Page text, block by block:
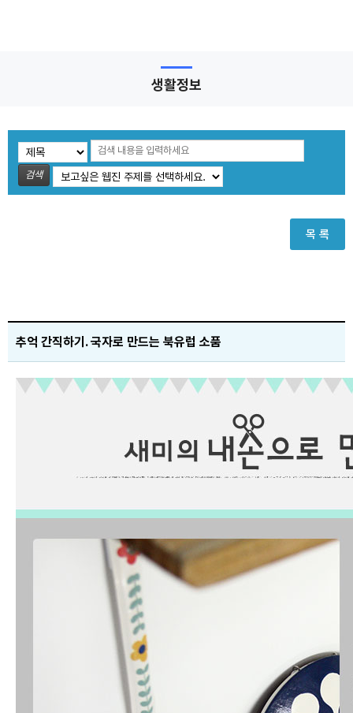
생활정보
검색
목 록
추억 간직하기. 국자로 만드는 북유럽 소품